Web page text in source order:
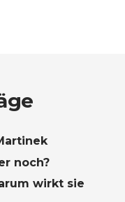
noch?
wirkt sie